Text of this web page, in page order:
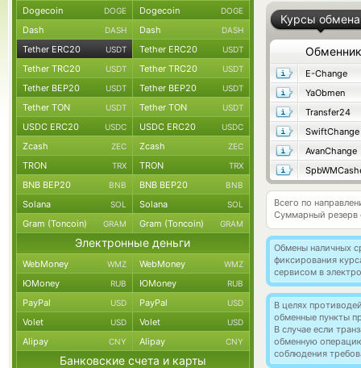
Курсы обмена
Обменник
E-Change
YaObmen
Transfer24
SwiftChange
AvanChange
Всего по
Суммарный резерв
Обмены наличных
фиксирования
сервисом в
В целях
обменные пункты
В случае если
обменную
соблюдения
Dogecoin DOGE Dogecoin DOGE
Dash DASH Dash DASH
Tether ERC20 USDT Tether ERC20 USDT
Tether TRC20 USDT Tether TRC20 USDT
Tether BEP20 USDT Tether BEP20 USDT
Tether TON USDT Tether TON USDT
USDC ERC20 USDC USDC ERC20 USDC
Zcash ZEC Zcash ZEC
TRON TRX TRON TRX
BNB BEP20 BNB BNB BEP20 BNB
Solana SOL Solana SOL
Gram (Toncoin) GRAM Gram (Toncoin) GRAM
Электронные деньги
WebMoney WMZ WebMoney WMZ
ЮMoney RUB ЮMoney RUB
PayPal USD PayPal USD
Volet USD Volet USD
Alipay CNY Alipay CNY
Банковские счета и карты